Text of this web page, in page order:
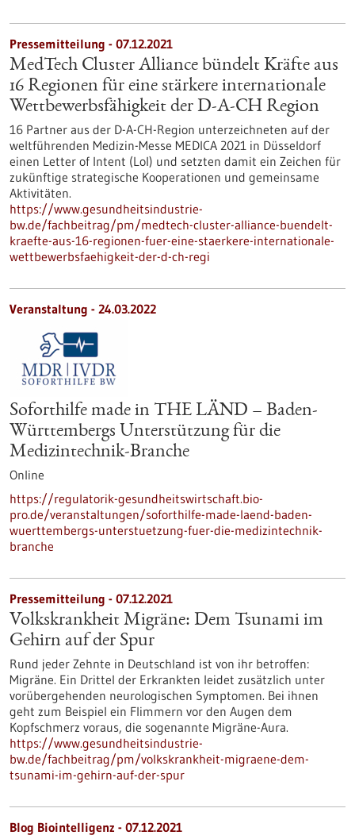
Pressemitteilung - 07.12.2021
MedTech Cluster Alliance bündelt Kräfte aus
16 Regionen für eine stärkere internationale
Wettbewerbsfähigkeit der D-A-CH Region
16 Partner aus der D-A-CH-Region unterzeichneten auf der
weltführenden Medizin-Messe MEDICA 2021 in Düsseldorf
einen Letter of Intent (LoI) und setzten damit ein Zeichen für
zukünftige strategische Kooperationen und gemeinsame
Aktivitäten.
https://www.gesundheitsindustrie-
bw.de/fachbeitrag/pm/medtech-cluster-alliance-buendelt-
kraefte-aus-16-regionen-fuer-eine-staerkere-internationale-
wettbewerbsfaehigkeit-der-d-ch-regi
Veranstaltung - 24.03.2022
Soforthilfe made in THE LÄND – Baden-
Württembergs Unterstützung für die
Medizintechnik-Branche
Online
https://regulatorik-gesundheitswirtschaft.bio-
pro.de/veranstaltungen/soforthilfe-made-laend-baden-
wuerttembergs-unterstuetzung-fuer-die-medizintechnik-
branche
Pressemitteilung - 07.12.2021
Volkskrankheit Migräne: Dem Tsunami im
Gehirn auf der Spur
Rund jeder Zehnte in Deutschland ist von ihr betroffen:
Migräne. Ein Drittel der Erkrankten leidet zusätzlich unter
vorübergehenden neurologischen Symptomen. Bei ihnen
geht zum Beispiel ein Flimmern vor den Augen dem
Kopfschmerz voraus, die sogenannte Migräne-Aura.
https://www.gesundheitsindustrie-
bw.de/fachbeitrag/pm/volkskrankheit-migraene-dem-
tsunami-im-gehirn-auf-der-spur
Blog Biointelligenz - 07.12.2021